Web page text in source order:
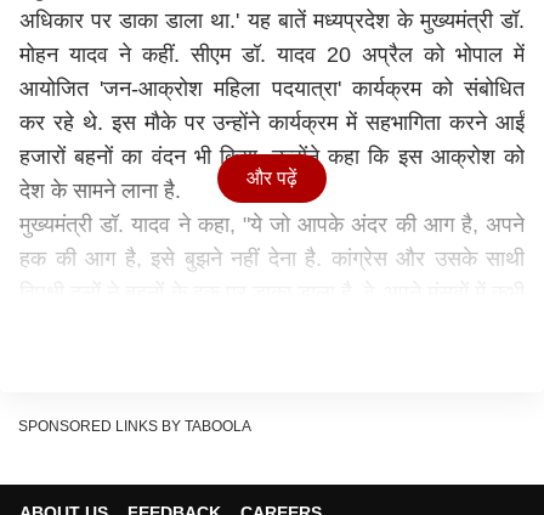
अधिकार पर डाका डाला था.' यह बातें मध्यप्रदेश के मुख्यमंत्री डॉ.
मोहन यादव ने कहीं. सीएम डॉ. यादव 20 अप्रैल को भोपाल में
आयोजित 'जन-आक्रोश महिला पदयात्रा' कार्यक्रम को संबोधित
कर रहे थे. इस मौके पर उन्होंने कार्यक्रम में सहभागिता करने आईं
हजारों बहनों का वंदन भी किया. उन्होंने कहा कि इस आक्रोश को
देश के सामने लाना है.
मुख्यमंत्री डॉ. यादव ने कहा, "ये जो आपके अंदर की आग है, अपने
हक की आग है, इसे बुझने नहीं देना है. कांग्रेस और उसके साथी
भीमराव अंबेडकर ने बहनों को अधिकार दिलाने के लिए लड़ाई शुरू
और पढ़ें
SPONSORED LINKS BY TABOOLA